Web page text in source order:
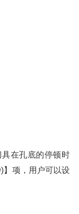
在孔底的停顿时
】项，用户可以设